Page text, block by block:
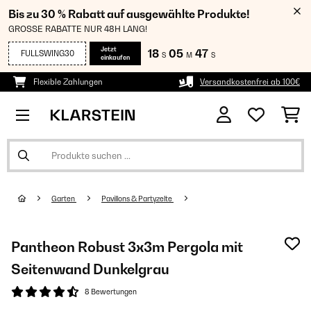
Bis zu 30 % Rabatt auf ausgewählte Produkte!
GROSSE RABATTE NUR 48H LANG!
FULLSWING30
Jetzt
einkaufen
18 S 05 M 46 S
Flexible Zahlungen Versandkostenfrei ab 100€
Garten Pavillons & Partyzelte
Pantheon Robust 3x3m Pergola mit
Seitenwand Dunkelgrau
8 Bewertungen